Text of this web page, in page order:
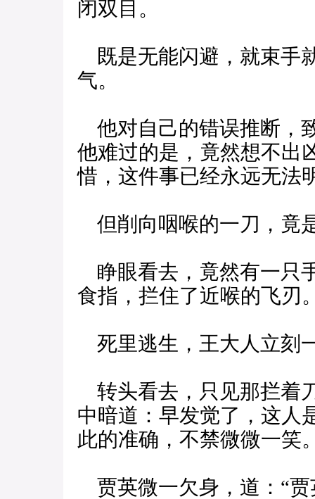
闭双目。
既是无能闪避，就束手
气。
他对自己的错误推断，
他难过的是，竟然想不出
惜，这件事已经永远无
但削向咽喉的一刀，竟
睁眼看去，竟然有一只
食指，拦住了近喉的飞刃
死里逃生，王大人立刻
转头看去，只见那拦着
中暗道：早发觉了，这人
此的准确，不禁微微一笑
贾英微一欠身，道：“贾